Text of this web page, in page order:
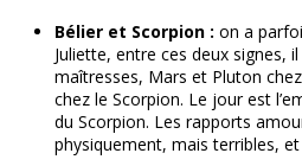
Bélier et Scorpion : on a
Juliette, entre ces deux signes,
maîtresses, Mars et Pluton
chez le Scorpion. Le jour est
du Scorpion. Les rapports
physiquement, mais terribles,